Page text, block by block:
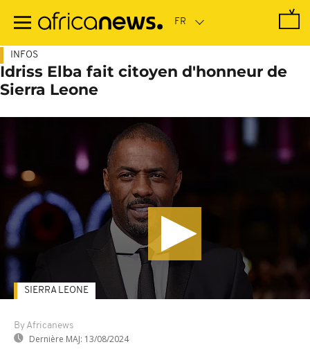
contenu
INFOS
Idriss Elba fait citoyen d'honneur de
Sierra Leone
By Africanews
Dernière MAJ: 13/08/2024
SIERRA LEONE